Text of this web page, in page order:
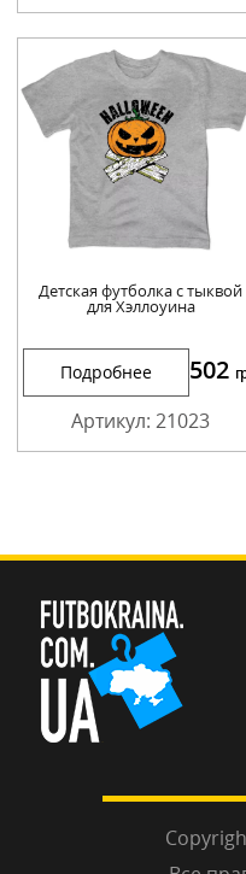
Детская футболка с тыквой
для Хэллоуина
Подробнее 502
Артикул: 21023